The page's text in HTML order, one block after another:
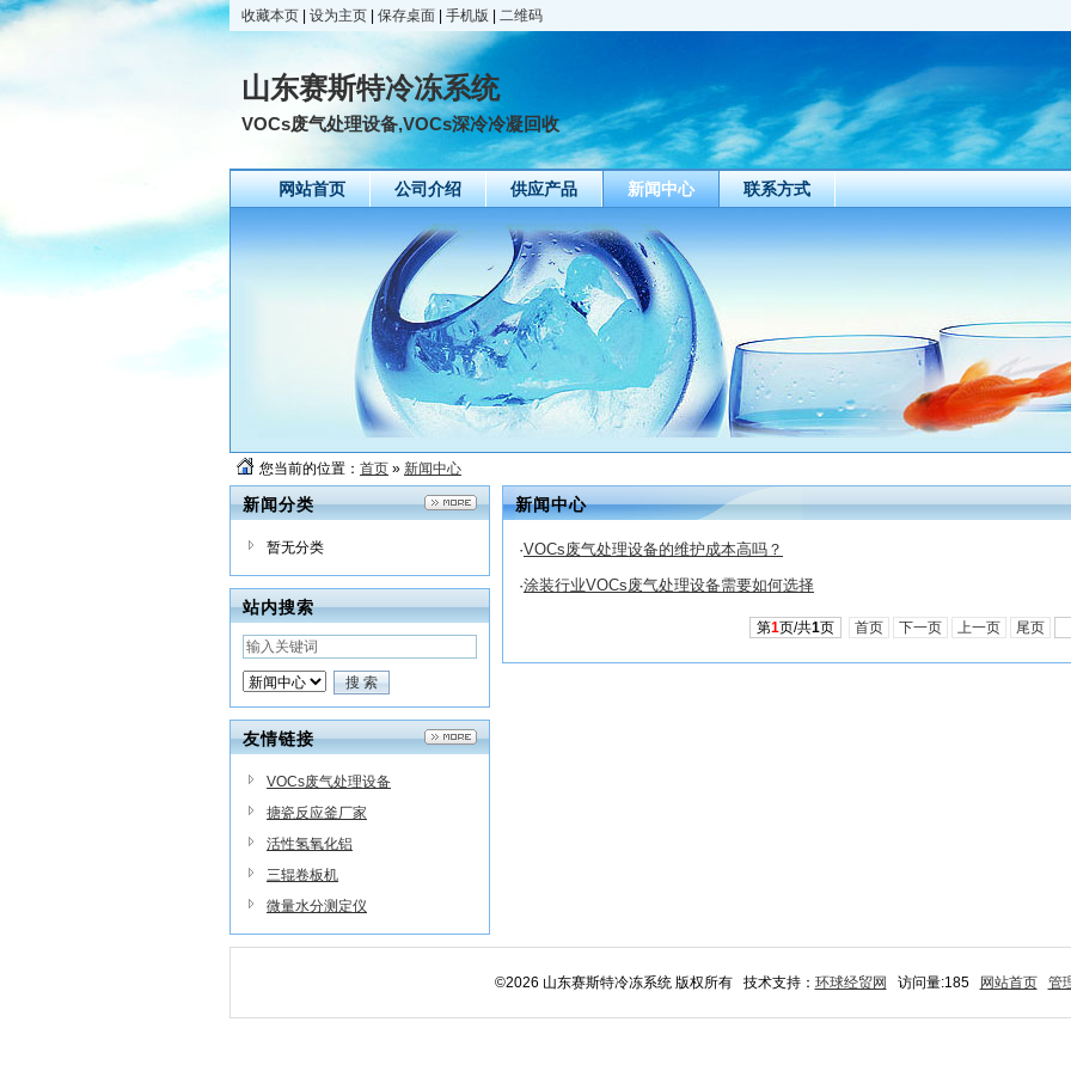
收藏本页 设为主页 保存桌面 手机版 二维码
山东赛斯特冷冻系统
VOCs废气处理设备,VOCs深冷冷凝回收
网站首页 公司介绍 供应产品 新闻中心 联系方式
您当前的位置： 首页 » 新闻中心
新闻分类
暂无分类
站内搜索
友情链接
VOCs废气处理设备
搪瓷反应釜厂家
活性氢氧化铝
三辊卷板机
微量水分测定仪
新闻中心
·VOCs废气处理设备的维护成本高吗？
·涂装行业VOCs废气处理设备需要如何选择
第1页/共1页 首页 下一页 上一页 尾页
©2026 山东赛斯特冷冻系统 版权所有 技术支持： 环球经贸网 访问量:185 网站首页 管